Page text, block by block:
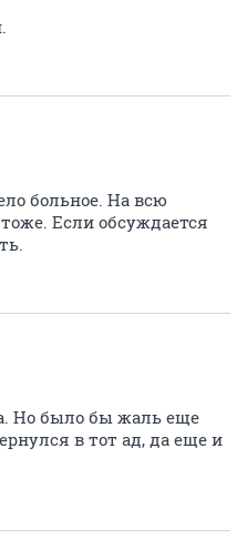
больное. На всю
Если обсуждается
Но было бы жаль еще
в тот ад, да еще и